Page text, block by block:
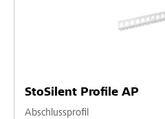
StoSilent Profile AP
Abschlussprofil